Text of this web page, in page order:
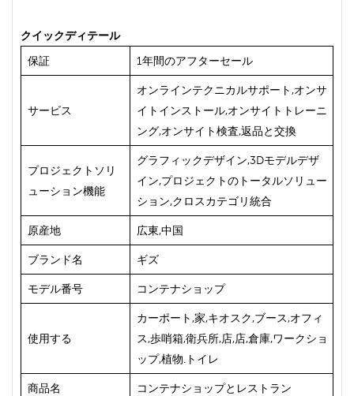
クイックディテール
保証
1年間のアフターセール
サービス
オンラインテクニカルサポート,オンサ
イトインストール,オンサイトトレーニ
ング,オンサイト検査,返品と交換
プロジェクトソリ
ューション機能
グラフィックデザイン,3Dモデルデザ
イン,プロジェクトのトータルソリュー
ション,クロスカテゴリ統合
原産地 広東,中国
ブランド名 ギズ
モデル番号 コンテナショップ
使用する
カーポート,家,キオスク,ブース,オフィ
ス,歩哨箱,衛兵所,店,店,倉庫,ワークショ
ップ,植物.トイレ
商品名 コンテナショップとレストラン